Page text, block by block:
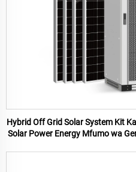
Hybrid Off Grid Solar System Kit
Solar Power Energy Mfumo wa